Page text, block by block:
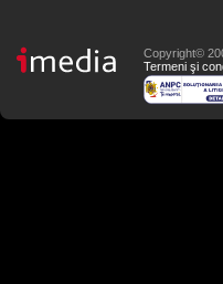
Copyright©
Termeni şi